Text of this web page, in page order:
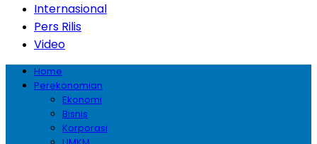
Internasional
Pers Rilis
Video
Home
Perekonomian
Ekonomi
Bisnis
Korporasi